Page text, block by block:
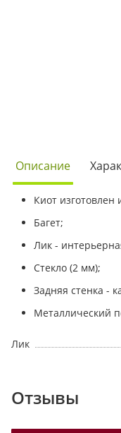
Описание
Киот изготовлен
Багет;
Лик -
Стекло (2 мм);
Задняя стенка -
Металлический
Лик
Отзывы